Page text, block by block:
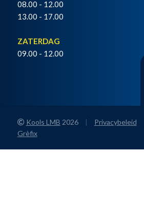
08.00 - 12.00
13.00 - 17.00
ZATERDAG
09.00 - 12.00
Kools LMB 2026 | Privacybeleid
Grèfix